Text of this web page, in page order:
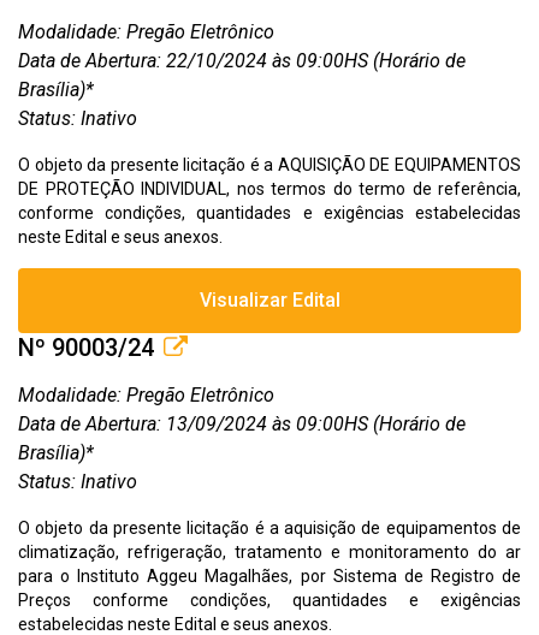
Modalidade: Pregão Eletrônico
Data de Abertura: 22/10/2024 às 09:00HS (Horário de
Brasília)*
Status: Inativo
O objeto da presente licitação é a AQUISIÇÃO DE EQUIPAMENTOS
DE PROTEÇÃO INDIVIDUAL, nos termos do termo de referência,
conforme condições, quantidades e exigências estabelecidas
neste Edital e seus anexos.
Visualizar Edital
Nº 90003/24
Modalidade: Pregão Eletrônico
Data de Abertura: 13/09/2024 às 09:00HS (Horário de
Brasília)*
Status: Inativo
O objeto da presente licitação é a aquisição de equipamentos de
climatização, refrigeração, tratamento e monitoramento do ar
para o Instituto Aggeu Magalhães, por Sistema de Registro de
Preços conforme condições, quantidades e exigências
estabelecidas neste Edital e seus anexos.